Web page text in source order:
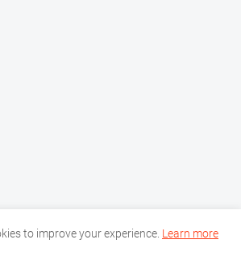
Privacy Policy Contact Us
to improve your experience. Learn more